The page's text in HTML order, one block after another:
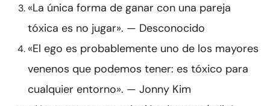
«La única forma de ganar con una pareja
tóxica es no jugar». — Desconocido
«El ego es probablemente uno de los mayores
venenos que podemos tener: es tóxico para
cualquier entorno». — Jonny Kim